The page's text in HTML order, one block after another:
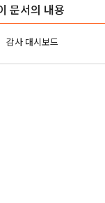
문서의 내용
감사 대시보드